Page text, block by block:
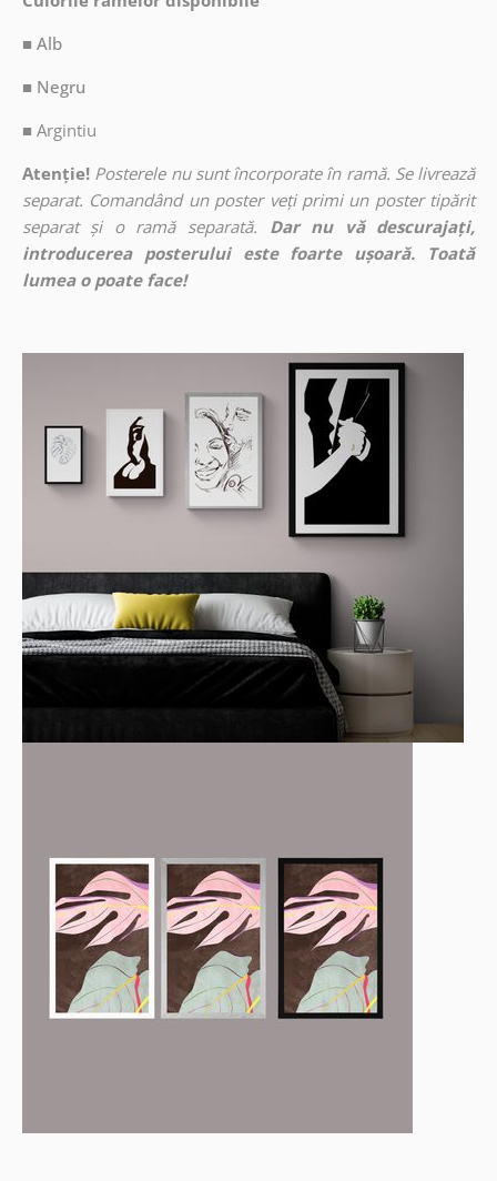
■ Alb
■ Negru
■ Argintiu
Atenție! Posterele nu sunt încorporate în ramă. Se livrează
separat. Comandând un poster veți primi un poster tipărit
separat și o ramă separată.
Dar nu vă descurajați,
introducerea posterului este foarte ușoară. Toată
lumea o poate face!